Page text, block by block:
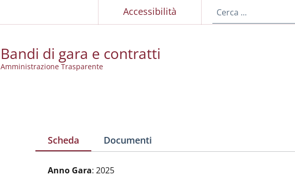
Accessibilità
Bandi di gara e contratti
Amministrazione Trasparente
Scheda Documenti
Anno Gara: 2025